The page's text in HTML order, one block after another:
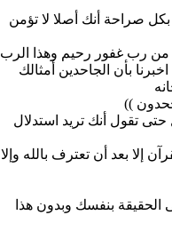
صراحة أنك أصلا لا تؤمن
من رب غفور رحيم وهذا الرب
بأن الجاحدين أمثالك
))
حتى تقول أنك تريد استدلال
إلا بعد أن تعترف بالله وإلا
الحقيقة بنفسك وبدون هذا